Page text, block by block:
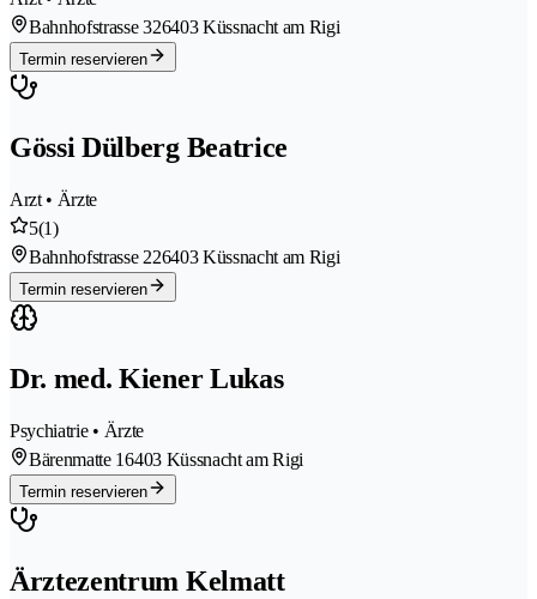
Bahnhofstrasse 326403 Küssnacht am Rigi
Termin reservieren
Gössi Dülberg Beatrice
Arzt • Ärzte
5(1)
Bahnhofstrasse 226403 Küssnacht am Rigi
Termin reservieren
Dr. med. Kiener Lukas
Psychiatrie • Ärzte
Bärenmatte 16403 Küssnacht am Rigi
Termin reservieren
Ärztezentrum Kelmatt